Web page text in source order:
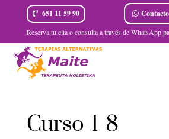
651 11 59 90
Reserva tu cita o consulta a través de WhatsApp
Curso-1-8